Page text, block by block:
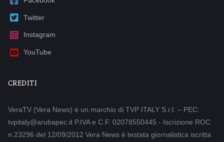
Twitter
Instagram
YouTube
CREDITI
VeraTV (Vera News) è un marchio di TVP ITALY S.r.l. – PEC:
tvpitaly@arubapec.it P.IVA e C.F. 02078550445 - Iscrizione ROC
n.23296 del 12/09/2012 Vera News è testata giornalistica iscritta